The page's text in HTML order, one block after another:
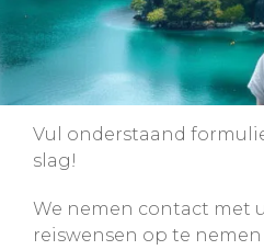
Vul onderstaand
slag!
We nemen contact met
reiswensen op te